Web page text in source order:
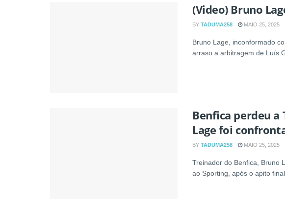
(Video) Bruno
BY TADUMA258 MAIO 25, 2025
Bruno Lage, inconformado
arraso a arbitragem de Luís
Benfica perdeu a
Lage foi
BY TADUMA258 MAIO 25, 2025
Treinador do Benfica, Bruno
ao Sporting, após o apito